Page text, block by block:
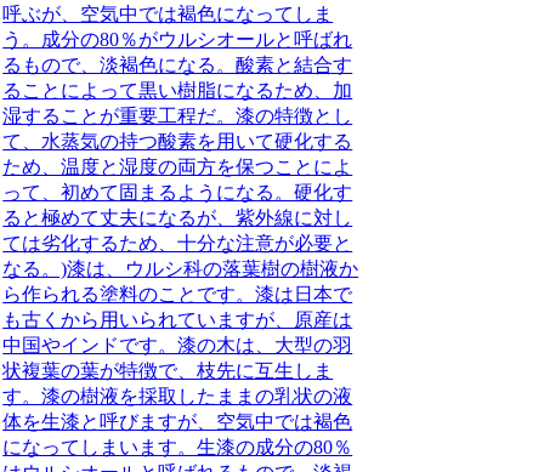
呼ぶが、空気中では褐色になってしま
う。成分の80％がウルシオールと呼ばれ
るもので、淡褐色になる。酸素と結合す
ることによって黒い樹脂になるため、加
湿することが重要工程だ。漆の特徴とし
て、水蒸気の持つ酸素を用いて硬化する
ため、温度と湿度の両方を保つことによ
って、初めて固まるようになる。硬化す
ると極めて丈夫になるが、紫外線に対し
ては劣化するため、十分な注意が必要と
なる。)漆は、ウルシ科の落葉樹の樹液か
ら作られる塗料のことです。漆は日本で
も古くから用いられていますが、原産は
中国やインドです。漆の木は、大型の羽
状複葉の葉が特徴で、枝先に互生しま
す。漆の樹液を採取したままの乳状の液
体を生漆と呼びますが、空気中では褐色
になってしまいます。生漆の成分の80％